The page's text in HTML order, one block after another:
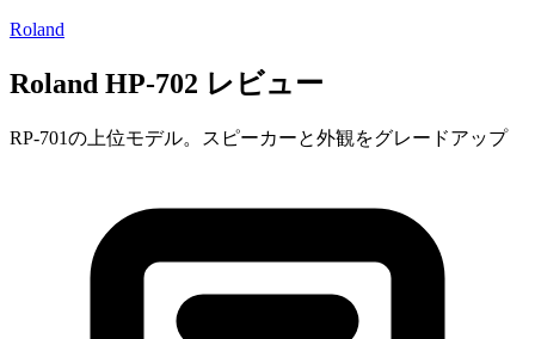
Roland
Roland HP-702 レビュー
RP-701の上位モデル。スピーカーと外観をグレードアップ